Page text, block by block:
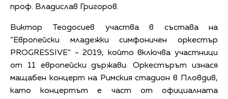
проф. Владислав Григоров.
Виктор Теодосиев участва в състава на
“Европейски младежки симфоничен оркестър
PROGRESSIVE” - 2019, който включва участници
от 11 европейски държави. Оркестърът изнася
мащабен концерт на Римския стадион в Пловдив,
като концертът е част от официалната